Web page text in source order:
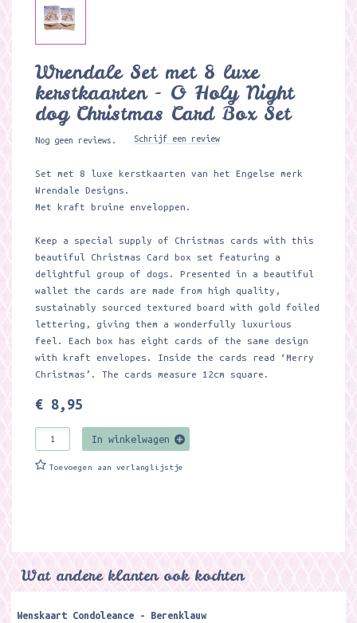
Wrendale Set met 8 luxe
kerstkaarten - O Holy Night
dog Christmas Card Box Set
Nog geen reviews. Schrijf een review
Set met 8 luxe kerstkaarten van het Engelse merk
Wrendale Designs.
Met kraft bruine enveloppen.
Keep a special supply of Christmas cards with this
beautiful Christmas Card box set featuring a
delightful group of dogs. Presented in a beautiful
wallet the cards are made from high quality,
sustainably sourced textured board with gold foiled
lettering, giving them a wonderfully luxurious
feel. Each box has eight cards of the same design
with kraft envelopes. Inside the cards read ‘Merry
Christmas’. The cards measure 12cm square.
€ 8,95
In winkelwagen
Toevoegen aan verlanglijstje
Wat andere klanten ook kochten
Wenskaart Condoleance - Berenklauw